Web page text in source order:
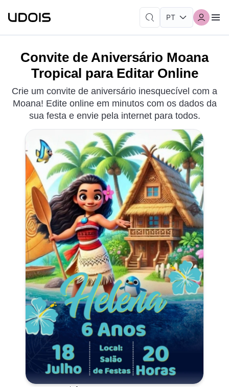
Convite de Aniversário Moana
Tropical para Editar Online
Crie um convite de aniversário inesquecível com a
Moana! Edite online em minutos com os dados da
sua festa e envie pela internet para todos.